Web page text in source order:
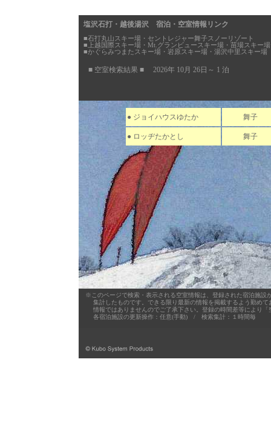
塩沢石打・越後湯沢 宿泊・空室情報リンク
■石打丸山スキー場・セントレジャー舞子スノーリゾート
■上越国際スキー場・Mt.グランビュースキー場・苗場スキー場
■かぐらみつまたスキー場・岩原スキー場・湯沢中里スキー場
■ 空室検索結果 ■ 2026年 10月 26日～ 1 泊
● ジョイハウスゆたか 舞子
● ロッヂたかとし 舞子
※このページで検索・表示される空室情報は、登録された宿泊施設
集計したものです。できる限り最新の情報を掲載するよう勤めて
情報ではありませんのでご了承下さい。登録の時間差等により「
各宿泊施設の更新操作：任意(手動) / 検索集計：１時間毎